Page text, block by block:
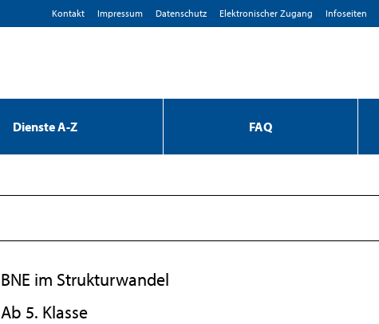
Kontakt Impressum D­atenschutz Elektronischer Zugang Infoseiten
Dienste A-Z FAQ
BNE im Strukturwandel
Ab 5. Klasse